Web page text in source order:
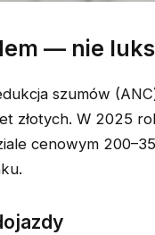
— nie
szumów
złotych. W 2025
cenowym